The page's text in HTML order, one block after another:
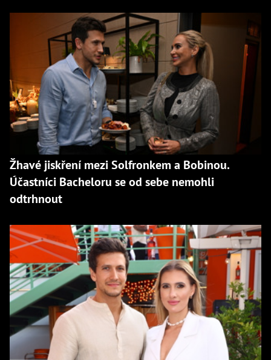
Žhavé jiskření mezi Solfronkem a Bobinou.
Účastníci Bacheloru se od sebe nemohli
odtrhnout